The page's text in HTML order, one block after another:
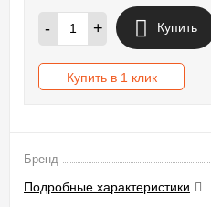
- + Купить
Купить в 1 клик
Бренд
Подробные характеристики